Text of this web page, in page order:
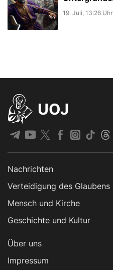
19. Juli, 13:26 Uhr
UOJ
Nachrichten
Verteidigung des Glaubens
Mensch und Kirche
Geschichte und Kultur
Über uns
Impressum